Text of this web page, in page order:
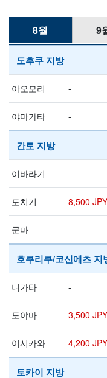
8월 9
도후쿠 지방
아오모리 -
야마가타 -
간토 지방
이바라기 -
도치기 8,500 JPY
군마 -
호쿠리쿠/코신에츠 지
니가타 -
도야마 3,500 JPY
이시카와 4,200 JPY
토카이 지방